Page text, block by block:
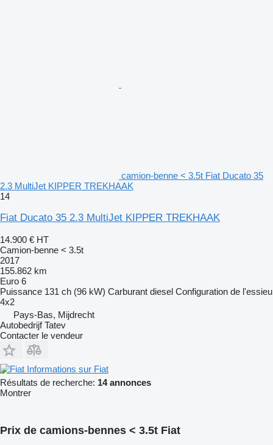
camion-benne < 3.5t Fiat Ducato 35
2.3 MultiJet KIPPER TREKHAAK
14
Fiat Ducato 35 2.3 MultiJet KIPPER TREKHAAK
14.900 € HT
Camion-benne < 3.5t
2017
155.862 km
Euro 6
Puissance 131 ch (96 kW) Carburant diesel Configuration de l'essieu
4x2
Pays-Bas, Mijdrecht
Autobedrijf Tatev
Contacter le vendeur
Informations sur Fiat
Résultats de recherche: 14 annonces
Montrer
Prix de camions-bennes < 3.5t Fiat